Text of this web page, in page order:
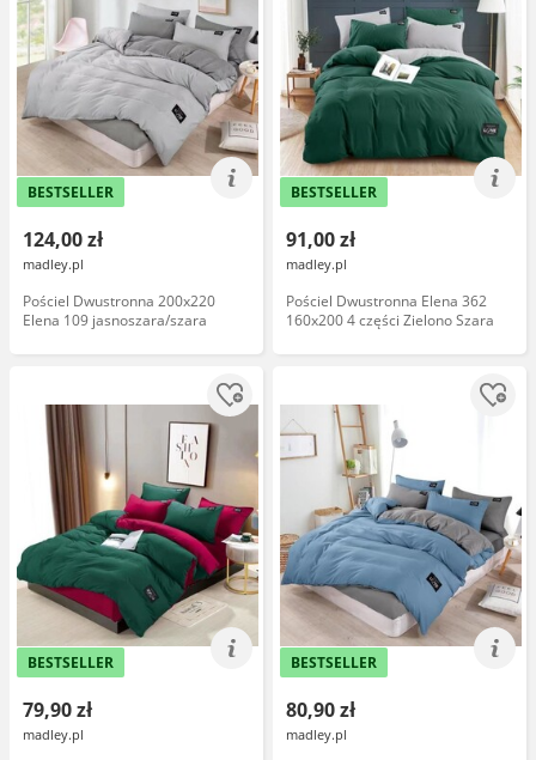
BESTSELLER
124,00 zł
madley.pl
Pościel Dwustronna 200x220
Elena 109 jasnoszara/szara
BESTSELLER
91,00 zł
madley.pl
Pościel Dwustronna Elena 362
160x200 4 części Zielono Szara
BESTSELLER
79,90 zł
madley.pl
BESTSELLER
80,90 zł
madley.pl